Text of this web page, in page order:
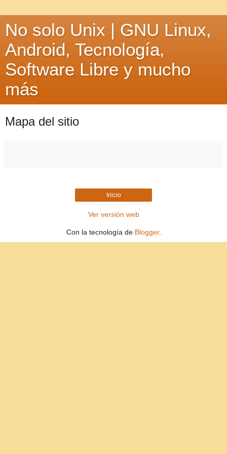
No solo Unix | GNU Linux,
Android, Tecnología,
Software Libre y mucho
más
Mapa del sitio
Inicio
Ver versión web
Con la tecnología de Blogger.